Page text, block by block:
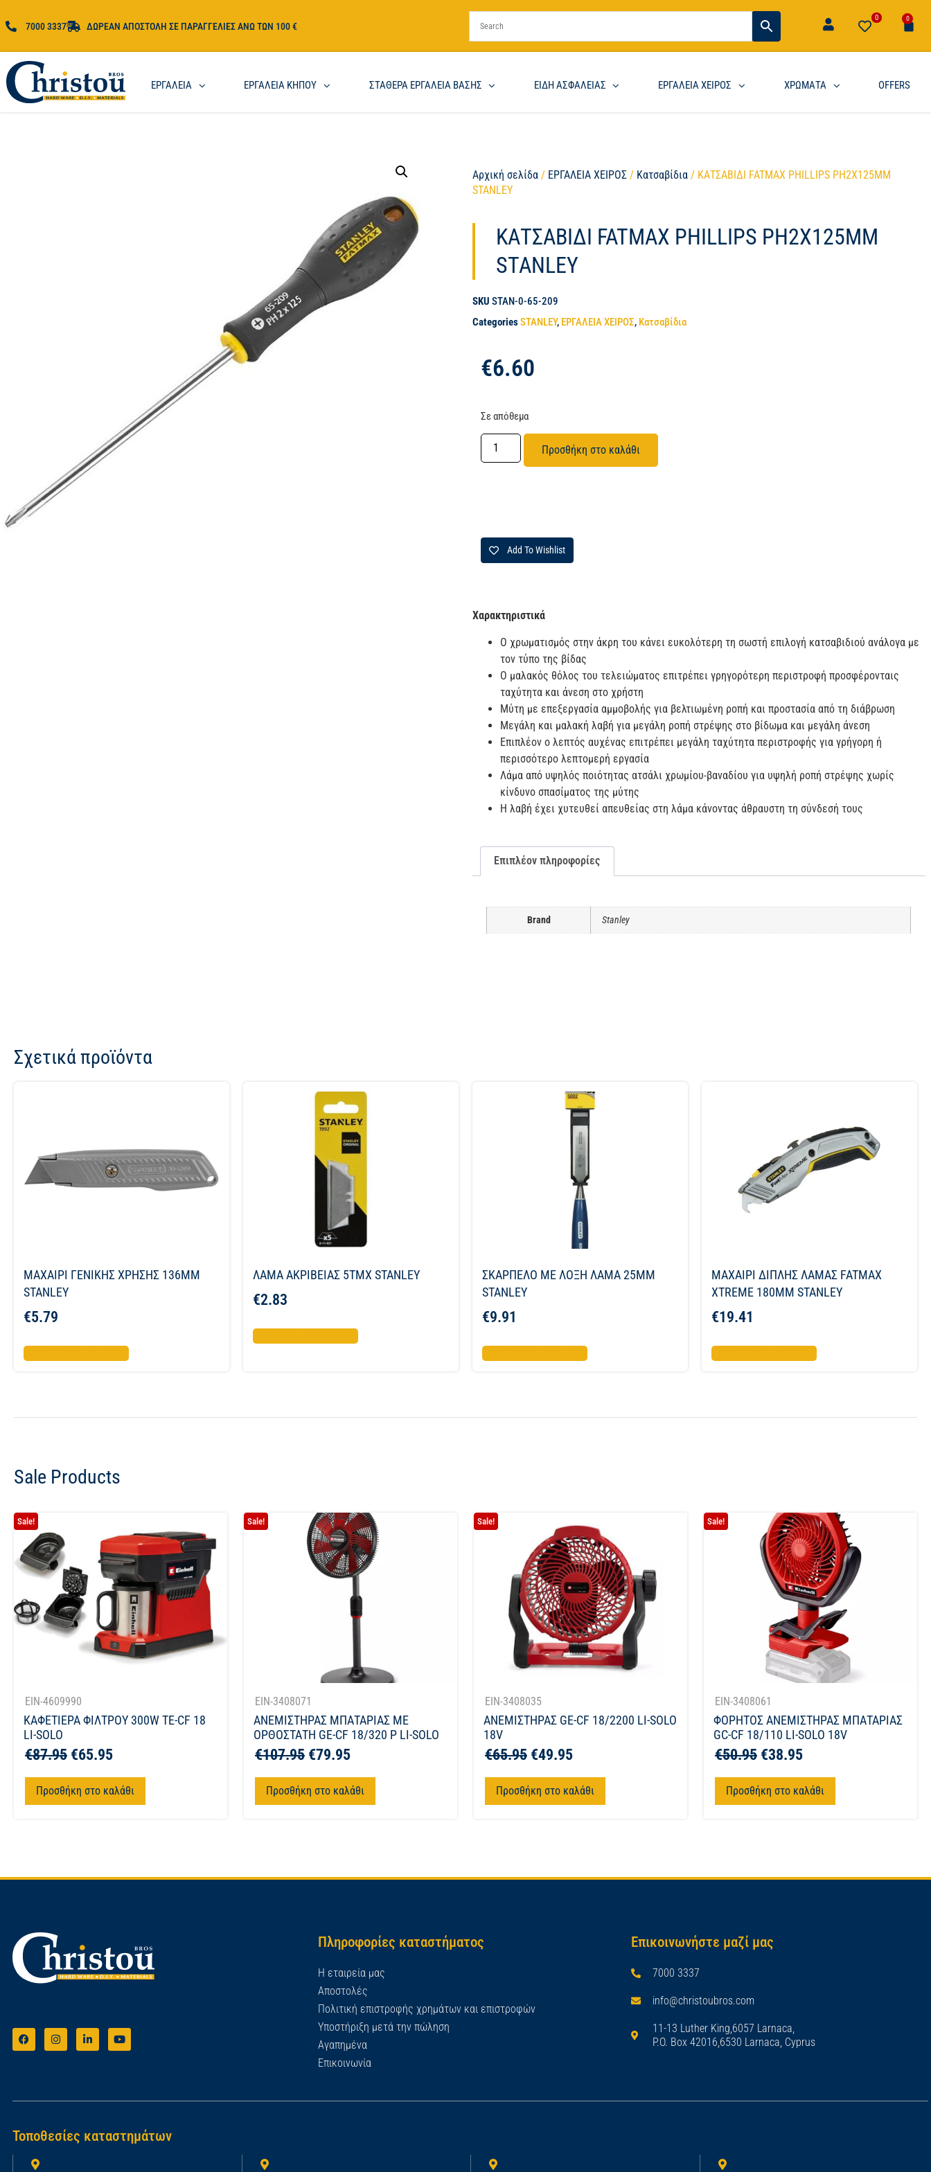
7000 3337 ΔΩΡΕΑΝ ΑΠΟΣΤΟΛΗ ΣΕ ΠΑΡΑΓΓΕΛΙΕΣ ΑΝΩ ΤΩΝ 100 €
0 0
ΕΡΓΑΛΕΙΑ ΕΡΓΑΛΕΙΑ ΚΗΠΟΥ ΣΤΑΘΕΡΑ ΕΡΓΑΛΕΙΑ ΒΑΣΗΣ ΕΙΔΗ ΑΣΦΑΛΕΙΑΣ ΕΡΓΑΛΕΙΑ ΧΕΙΡΟΣ ΧΡΩΜΑΤΑ OFFERS
Αρχική σελίδα / ΕΡΓΑΛΕΙΑ ΧΕΙΡΟΣ / Κατσαβίδια / ΚΑΤΣΑΒΙΔΙ FATMAX PHILLIPS PH2X125MM
STANLEY
ΚΑΤΣΑΒΙΔΙ FATMAX PHILLIPS PH2X125MM
STANLEY
SKUSTAN-0-65-209
CategoriesSTANLEY, ΕΡΓΑΛΕΙΑ ΧΕΙΡΟΣ, Κατσαβίδια
€6.60
Σε απόθεμα
Προσθήκη στο καλάθι
Add To Wishlist
Χαρακτηριστικά
Ο χρωματισμός στην άκρη του κάνει ευκολότερη τη σωστή επιλογή κατσαβιδιού ανάλογα με
τον τύπο της βίδας
Ο μαλακός θόλος του τελειώματος επιτρέπει γρηγορότερη περιστροφή προσφέρονταις
ταχύτητα και άνεση στο χρήστη
Μύτη με επεξεργασία αμμοβολής για βελτιωμένη ροπή και προστασία από τη διάβρωση
Μεγάλη και μαλακή λαβή για μεγάλη ροπή στρέψης στο βίδωμα και μεγάλη άνεση
Επιπλέον ο λεπτός αυχένας επιτρέπει μεγάλη ταχύτητα περιστροφής για γρήγορη ή
περισσότερο λεπτομερή εργασία
Λάμα από υψηλός ποιότητας ατσάλι χρωμίου-βαναδίου για υψηλή ροπή στρέψης χωρίς
κίνδυνο σπασίματος της μύτης
Η λαβή έχει χυτευθεί απευθείας στη λάμα κάνοντας άθραυστη τη σύνδεσή τους
Επιπλέον πληροφορίες
Brand Stanley
Σχετικά προϊόντα
ΜΑΧΑΙΡΙ ΓΕΝΙΚΗΣ ΧΡΗΣΗΣ 136ΜΜ
STANLEY
€5.79
ΛΑΜΑ ΑΚΡΙΒΕΙΑΣ 5ΤΜΧ STANLEY
€2.83
ΣΚΑΡΠΕΛΟ ΜΕ ΛΟΞΗ ΛΑΜΑ 25MM
STANLEY
€9.91
ΜΑΧΑΙΡΙ ΔΙΠΛΗΣ ΛΑΜΑΣ FATMAX
XTREME 180ΜΜ STANLEY
€19.41
Sale Products
Sale!
EIN-4609990
ΚΑΦΕΤΙΕΡΑ ΦΙΛΤΡΟΥ 300W TE-CF 18
LI-SOLO
€87.95 €65.95
Προσθήκη στο καλάθι
Sale!
EIN-3408071
ΑΝΕΜΙΣΤΗΡΑΣ ΜΠΑΤΑΡΙΑΣ ΜΕ
ΟΡΘΟΣΤΑΤΗ GE-CF 18/320 P LI-SOLO
€107.95 €79.95
Προσθήκη στο καλάθι
Sale!
EIN-3408035
ΑΝΕΜΙΣΤΗΡΑΣ GE-CF 18/2200 LI-SOLO
18V
€65.95 €49.95
Προσθήκη στο καλάθι
Sale!
EIN-3408061
ΦΟΡΗΤΟΣ ΑΝΕΜΙΣΤΗΡΑΣ ΜΠΑΤΑΡΙΑΣ
GC-CF 18/110 LI-SOLO 18V
€50.95 €38.95
Προσθήκη στο καλάθι
Πληροφορίες καταστήματος
Η εταιρεία μας
Αποστολές
Πολιτική επιστροφής χρημάτων και επιστροφών
Υποστήριξη μετά την πώληση
Αγαπημένα
Επικοινωνία
Επικοινωνήστε μαζί μας
7000 3337
info@christoubros.com
11-13 Luther King,6057 Larnaca,
P.O. Box 42016,6530 Larnaca, Cyprus
Τοποθεσίες καταστημάτων